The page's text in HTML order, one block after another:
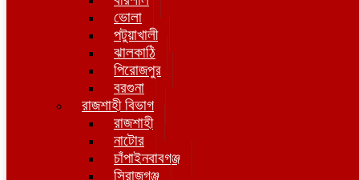
ভোলা
পটুয়াখালী
ঝালকাঠি
পিরোজপুর
বরগুনা
রাজশাহী বিভাগ
রাজশাহী
নাটোর
চাঁপাইনবাবগঞ্জ
সিরাজগঞ্জ